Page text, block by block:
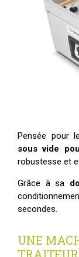
Pensée pour
sous vide
robustesse et
Grâce à sa
secondes.
UNE
TRAITEUR